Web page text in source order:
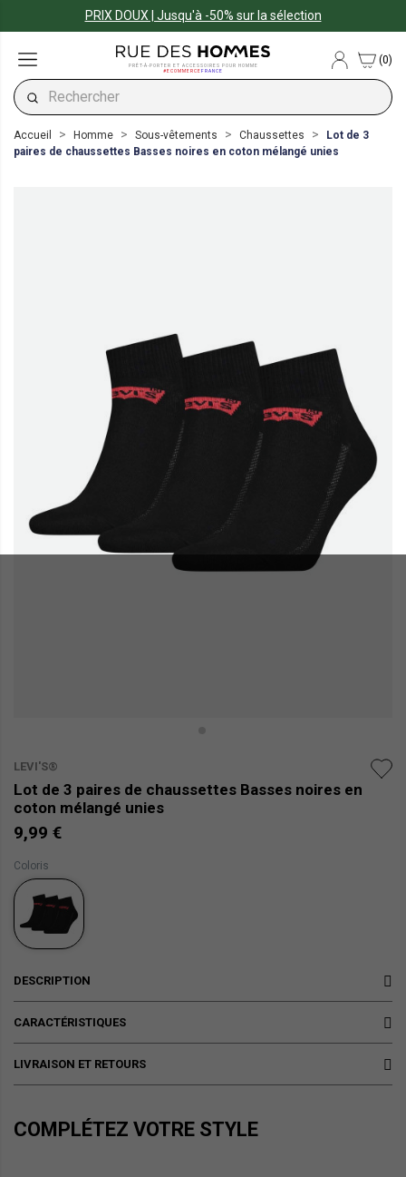
PRIX DOUX | Jusqu'à -50% sur la sélection
PRÊT-À-PORTER ET ACCESSOIRES POUR HOMME
#ECOMMERCEFRANCE
(0)
Accueil Homme Sous-vêtements Chaussettes
Lot de 3
paires de chaussettes Basses noires en coton mélangé unies
LEVI'S®
Lot de 3 paires de chaussettes Basses noires en
coton mélangé unies
9,99 €
Coloris
DESCRIPTION
CARACTÉRISTIQUES
LIVRAISON ET RETOURS
COMPLÉTEZ VOTRE STYLE